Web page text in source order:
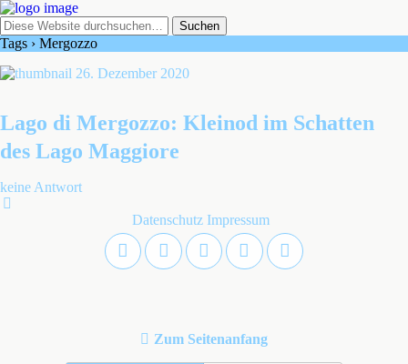
Tags › Mergozzo
26. Dezember 2020
Lago di Mergozzo: Kleinod im Schatten
des Lago Maggiore
keine Antwort
Datenschutz Impressum
Zum Seitenanfang